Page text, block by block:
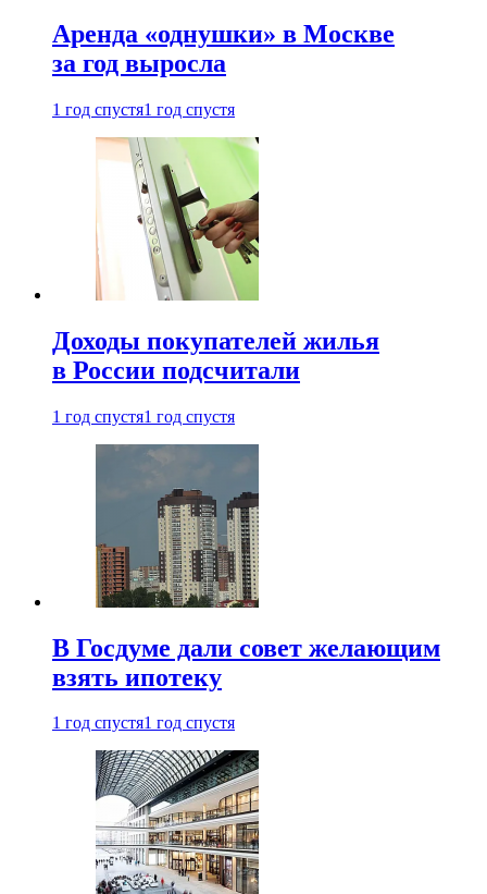
Аренда «однушки» в Москве
за год выросла
1 год спустя1 год спустя
Доходы покупателей жилья
в России подсчитали
1 год спустя1 год спустя
В Госдуме дали совет желающим
взять ипотеку
1 год спустя1 год спустя